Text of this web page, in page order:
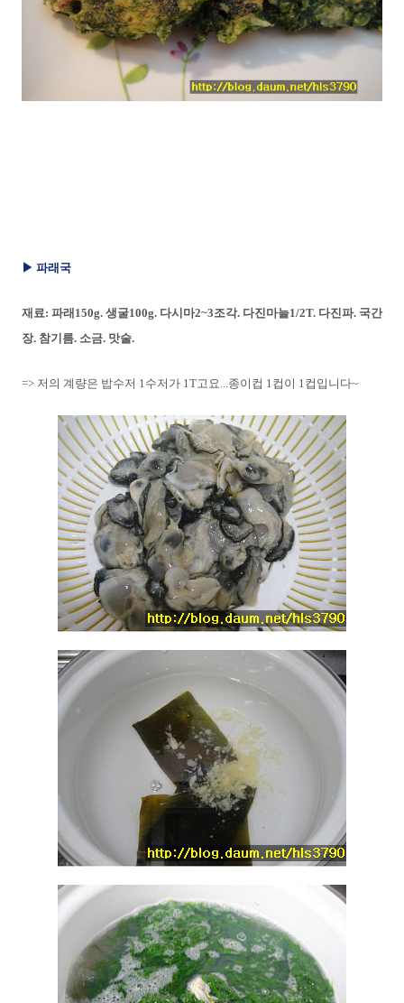
▶ 파래국
재료: 파래150g. 생굴100g. 다시마2~3조각. 다진마늘1/2T. 다진파. 국간
장. 참기름. 소금. 맛술.
=> 저의 계량은 밥수저 1수저가 1T고요...종이컵 1컵이 1컵입니다~